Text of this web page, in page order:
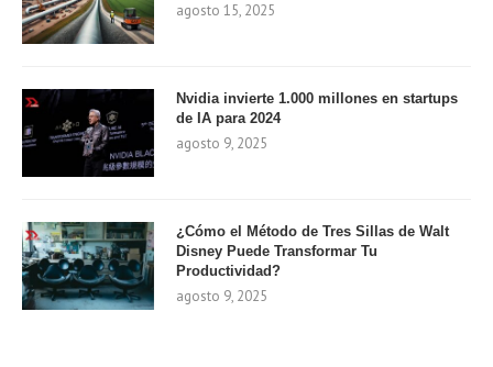
agosto 15, 2025
Nvidia invierte 1.000 millones en startups
de IA para 2024
agosto 9, 2025
¿Cómo el Método de Tres Sillas de Walt
Disney Puede Transformar Tu
Productividad?
agosto 9, 2025